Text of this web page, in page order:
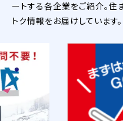
ートする各企業をご紹介。住
トク情報をお届けしています。